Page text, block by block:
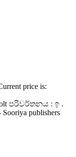
price is:
Holt පරිවර්තනය : ඉ .
publishers